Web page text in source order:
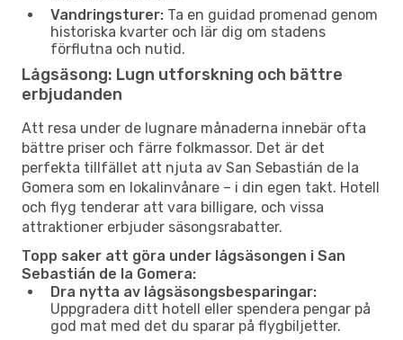
Vandringsturer: Ta en guidad promenad genom
historiska kvarter och lär dig om stadens
förflutna och nutid.
Lågsäsong: Lugn utforskning och bättre
erbjudanden
Att resa under de lugnare månaderna innebär ofta
bättre priser och färre folkmassor. Det är det
perfekta tillfället att njuta av San Sebastián de la
Gomera som en lokalinvånare – i din egen takt. Hotell
och flyg tenderar att vara billigare, och vissa
attraktioner erbjuder säsongsrabatter.
Topp saker att göra under lågsäsongen i San
Sebastián de la Gomera:
Dra nytta av lågsäsongsbesparingar:
Uppgradera ditt hotell eller spendera pengar på
god mat med det du sparar på flygbiljetter.